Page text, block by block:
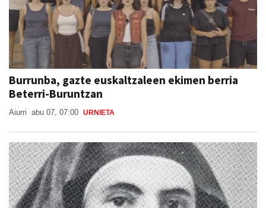
Burrunba, gazte euskaltzaleen ekimen berria
Beterri-Buruntzan
Aiurri abu 07, 07:00 URNIETA